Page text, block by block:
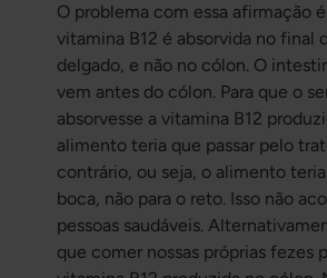
O problema com essa afirmação
vitamina B12 é absorvida no final
delgado, e não no cólon. O
vem antes do cólon. Para que o
absorvesse a vitamina B12
alimento teria que passar pelo
contrário, ou seja, o alimento
boca, não para o reto. Isso não
pessoas saudáveis.
que comer nossas próprias fezes